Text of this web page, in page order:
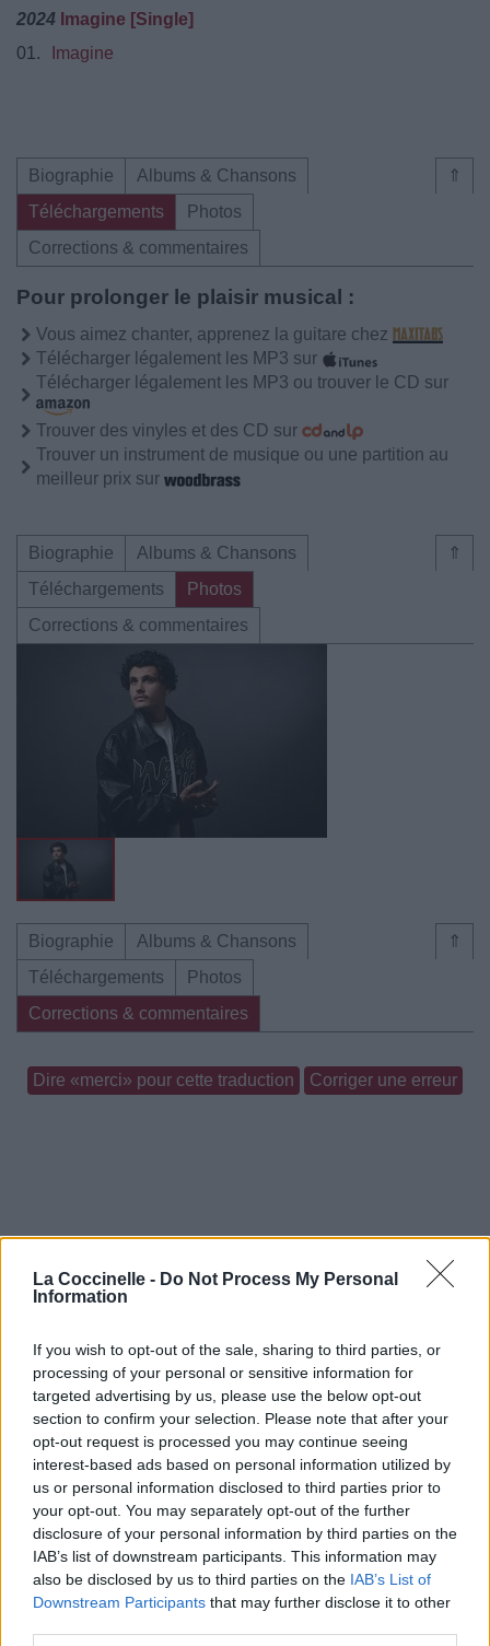
La Coccinelle - Do Not Process My Personal
Information
If you wish to opt-out of the sale, sharing to third parties, or
processing of your personal or sensitive information for
targeted advertising by us, please use the below opt-out
section to confirm your selection. Please note that after your
opt-out request is processed you may continue seeing
interest-based ads based on personal information utilized by
us or personal information disclosed to third parties prior to
your opt-out. You may separately opt-out of the further
disclosure of your personal information by third parties on the
IAB’s list of downstream participants. This information may
also be disclosed by us to third parties on the IAB’s List of
Downstream Participants that may further disclose it to other
2024 Imagine [Single]
01.
Imagine
⇑
Biographie
Albums & Chansons
Téléchargements
Photos
Corrections & commentaires
Pour prolonger le plaisir musical :
Vous aimez chanter, apprenez la guitare chez
Télécharger légalement les MP3 sur
Télécharger légalement les MP3 ou trouver le CD sur
Trouver des vinyles et des CD sur
Trouver un instrument de musique ou une partition au
meilleur prix sur
⇑
Biographie
Albums & Chansons
Téléchargements
Photos
Corrections & commentaires
⇑
Biographie
Albums & Chansons
Téléchargements
Photos
Corrections & commentaires
Dire «merci» pour cette traduction Corriger une erreur